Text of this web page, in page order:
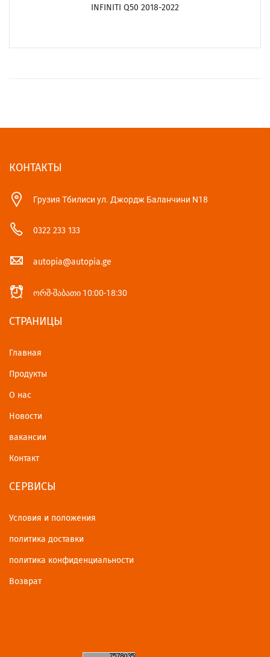
INFINITI Q50 2018-2022
КОНТАКТЫ
Грузия Тбилиси ул. Джордж Баланчини N18
0322 233 133
autopia@autopia.ge
ორშ-შაბათი 10:00-18:30
СТРАНИЦЫ
Главная
Продукты
О нас
Новости
вакансии
Контакт
СЕРВИСЫ
Условия и положения
политика доставки
политика конфиденциальности
Возврат